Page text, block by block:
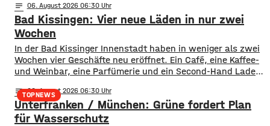
notes 06. August 2026 06:30
Bad Kissingen: Vier neue Läden in nur zwei
Wochen
In der Bad Kissinger Innenstadt haben in weniger als zwei
Wochen vier Geschäfte neu eröffnet. Ein Café, eine Kaffee-
und Weinbar, eine Parfümerie und ein Second-Hand Laden
Kissingens Oberbürgermeister Dirk Vogel und der
Wirtschaftsförderer der Stadt Sebastian Bünner sehen
damit ihr Engagement und den aktuellen Kurs der
TOPNEWS
notes 06. August 2026 06:30
Unterfranken / München: Grüne fordert Plan
für Wasserschutz